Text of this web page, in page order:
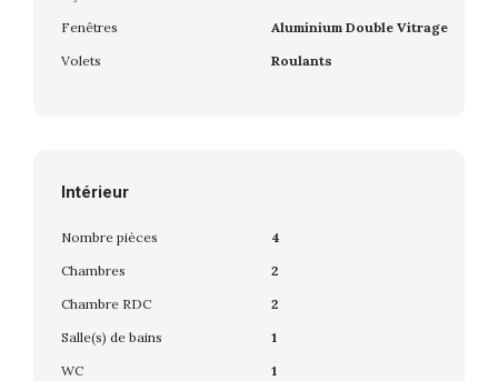
Fenêtres
Aluminium Double Vitrage
Volets
Roulants
Intérieur
Nombre pièces
4
Chambres
2
Chambre RDC
2
Salle(s) de bains
1
WC
1